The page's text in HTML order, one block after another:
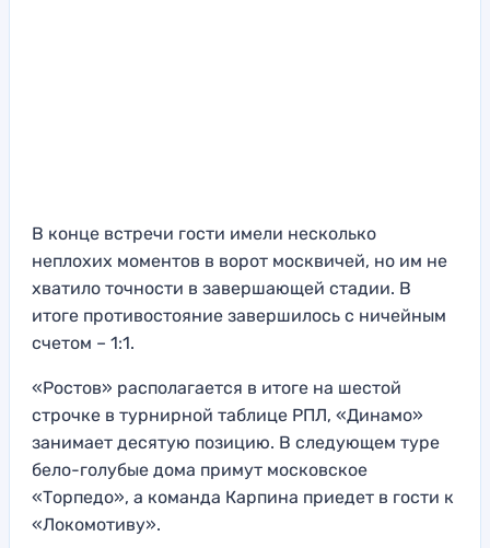
В конце встречи гости имели несколько
неплохих моментов в ворот москвичей, но им не
хватило точности в завершающей стадии. В
итоге противостояние завершилось с ничейным
счетом – 1:1.
«Ростов» располагается в итоге на шестой
строчке в турнирной таблице РПЛ, «Динамо»
занимает десятую позицию. В следующем туре
бело-голубые дома примут московское
«Торпедо», а команда Карпина приедет в гости к
«Локомотиву».